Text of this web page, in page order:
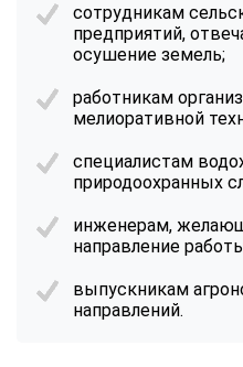
сотрудникам
предприятий,
осушение земель;
работникам
мелиоративной
специалистам
природоохранных
инженерам,
направление
выпускникам
направлений.